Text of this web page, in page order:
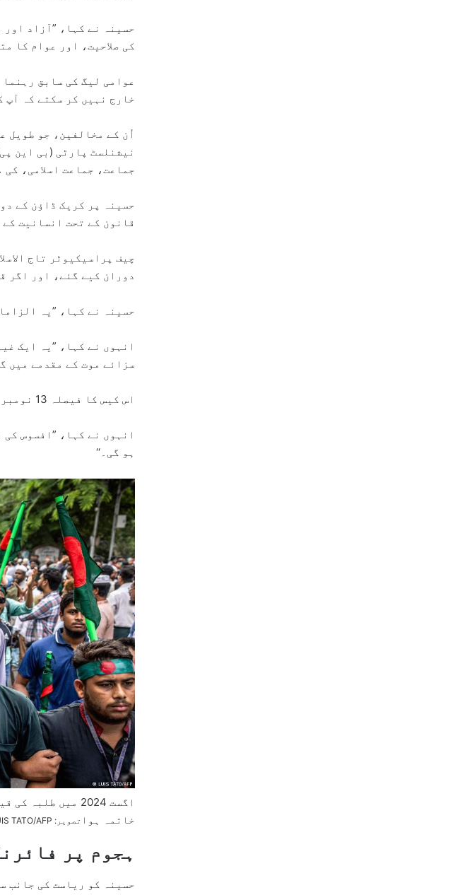
حسینہ نے کہا، ”آزاد
کی صلاحیت، اور عوام کا
عوامی لیگ کی سابق
خارج نہیں کر سکتے کہ آپ
اُن کے مخالفین، جو طویل
نیشنلسٹ پارٹی (بی این
جماعت، جماعت اسلامی، کی
حسینہ پر کریک ڈاؤن کے
قانون کے تحت انسانیت کے
چیف پراسیکیوٹر تاج
دوران کیے گئے، اور اگر
حسینہ نے کہا، ”یہ
انہوں نے کہا، ”یہ ایک
سزائے موت کے مقدمے میں
اس کیس کا فیصلہ 13 نومبر کو متوقع ہے۔
انہوں نے کہا، ”افسوس
ہو گی۔‘‘
خاتمہ ہوا تصویر: LUIS TATO/AFP
ہجوم پر
حسینہ کو ریاست کی جانب